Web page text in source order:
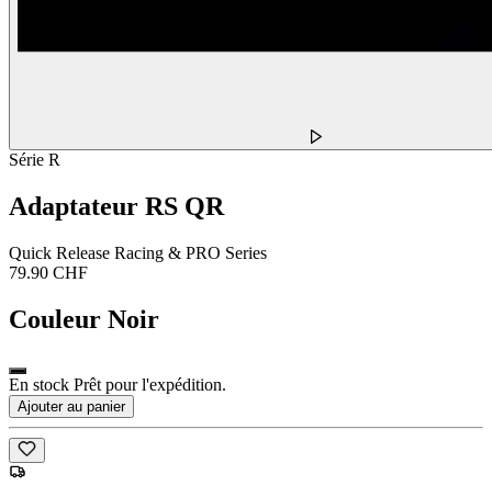
Série R
Adaptateur RS QR
Quick Release Racing & PRO Series
79.90 CHF
Couleur Noir
En stock Prêt pour l'expédition.
Ajouter au panier